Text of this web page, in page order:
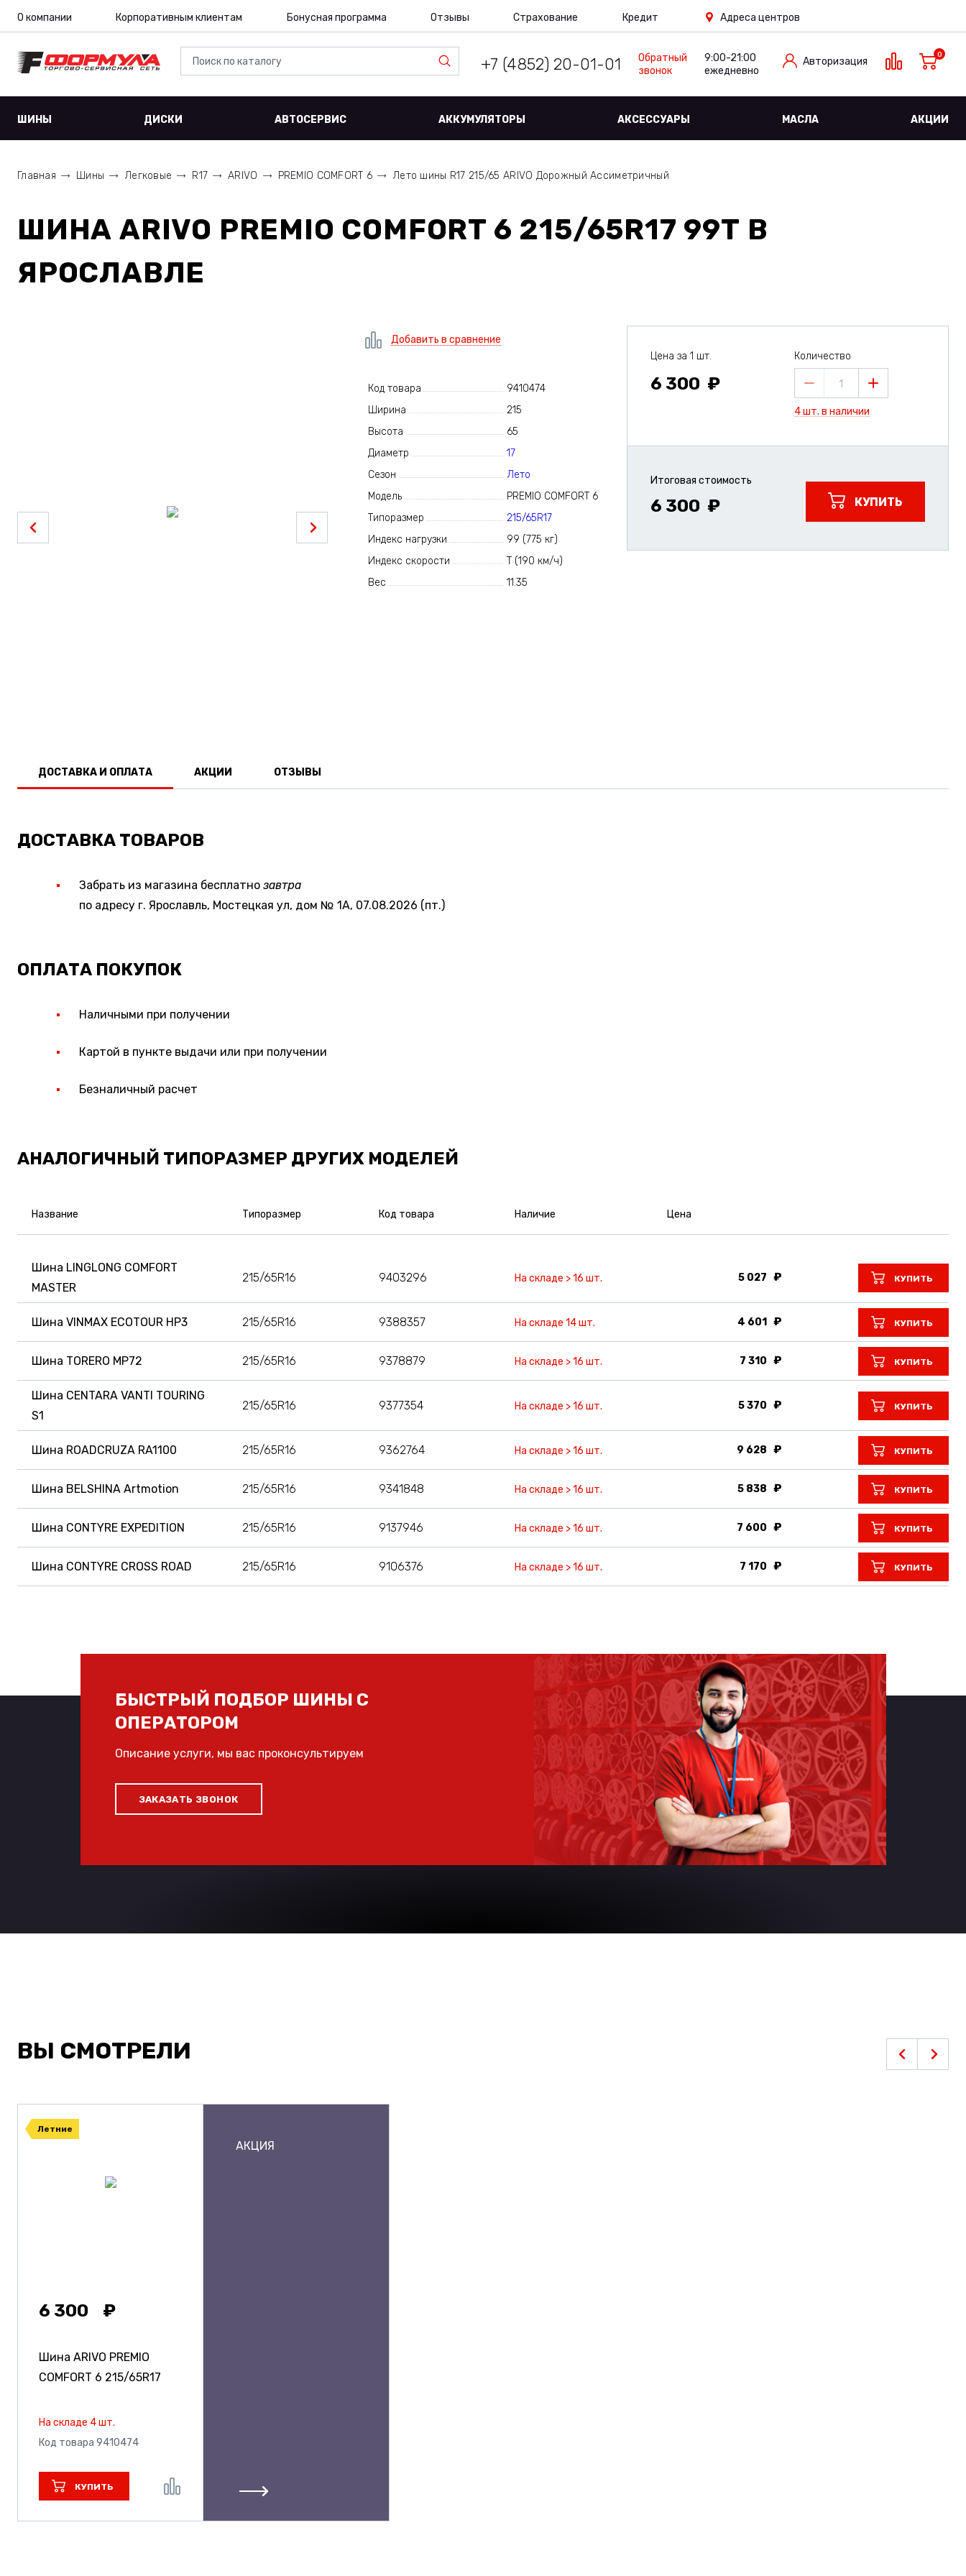
О компании Корпоративным клиентам Бонусная программа Отзывы Страхование Кредит Адреса центров
+7 (4852) 20-01-01
Обратный
звонок
9:00-21:00
ежедневно
Авторизация
0
ШИНЫ ДИСКИ АВТОСЕРВИС АККУМУЛЯТОРЫ АКСЕССУАРЫ МАСЛА АКЦИИ
Главная Шины Легковые R17 ARIVO PREMIO COMFORT 6 Лето шины R17 215/65 ARIVO Дорожный Ассиметричный
ШИНА ARIVO PREMIO COMFORT 6 215/65R17 99T В
ЯРОСЛАВЛЕ
Добавить в сравнение
Код товара
9410474
Ширина
215
Высота
65
Диаметр
17
Сезон
Лето
Модель
PREMIO COMFORT 6
Типоразмер
215/65R17
Индекс нагрузки
99 (775 кг)
Индекс скорости
T (190 км/ч)
Вес
11.35
Цена за 1 шт.
6 300
Количество
1
4 шт. в наличии
Итоговая стоимость
6 300 КУПИТЬ
ДОСТАВКА И ОПЛАТА АКЦИИ ОТЗЫВЫ
ДОСТАВКА ТОВАРОВ
Забрать из магазина бесплатно завтра
по адресу г. Ярославль, Мостецкая ул, дом № 1А, 07.08.2026 (пт.)
ОПЛАТА ПОКУПОК
Наличными при получении
Картой в пункте выдачи или при получении
Безналичный расчет
АНАЛОГИЧНЫЙ ТИПОРАЗМЕР ДРУГИХ МОДЕЛЕЙ
Название Типоразмер Код товара Наличие Цена
Шина LINGLONG COMFORT
MASTER
215/65R16 9403296 На складе > 16 шт. 5 027 КУПИТЬ
Шина VINMAX ECOTOUR HP3 215/65R16 9388357 На складе 14 шт. 4 601 КУПИТЬ
Шина TORERO MP72 215/65R16 9378879 На складе > 16 шт. 7 310 КУПИТЬ
Шина CENTARA VANTI TOURING
S1
215/65R16 9377354 На складе > 16 шт. 5 370 КУПИТЬ
Шина ROADCRUZA RA1100 215/65R16 9362764 На складе > 16 шт. 9 628 КУПИТЬ
Шина BELSHINA Artmotion 215/65R16 9341848 На складе > 16 шт. 5 838 КУПИТЬ
Шина CONTYRE EXPEDITION 215/65R16 9137946 На складе > 16 шт. 7 600 КУПИТЬ
Шина CONTYRE CROSS ROAD 215/65R16 9106376 На складе > 16 шт. 7 170 КУПИТЬ
БЫСТРЫЙ ПОДБОР ШИНЫ С
ОПЕРАТОРОМ
Описание услуги, мы вас проконсультируем
ЗАКАЗАТЬ ЗВОНОК
ВЫ СМОТРЕЛИ
Летние
6 300
Шина ARIVO PREMIO
COMFORT 6 215/65R17
На складе 4 шт.
Код товара 9410474
КУПИТЬ
АКЦИЯ